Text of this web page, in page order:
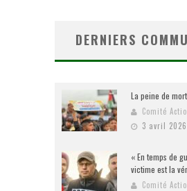
DERNIERS
La peine de
Comité
3 avril 2026
« En temps de
victime est la
Comité